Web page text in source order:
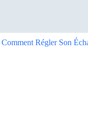
Comment Régler Son